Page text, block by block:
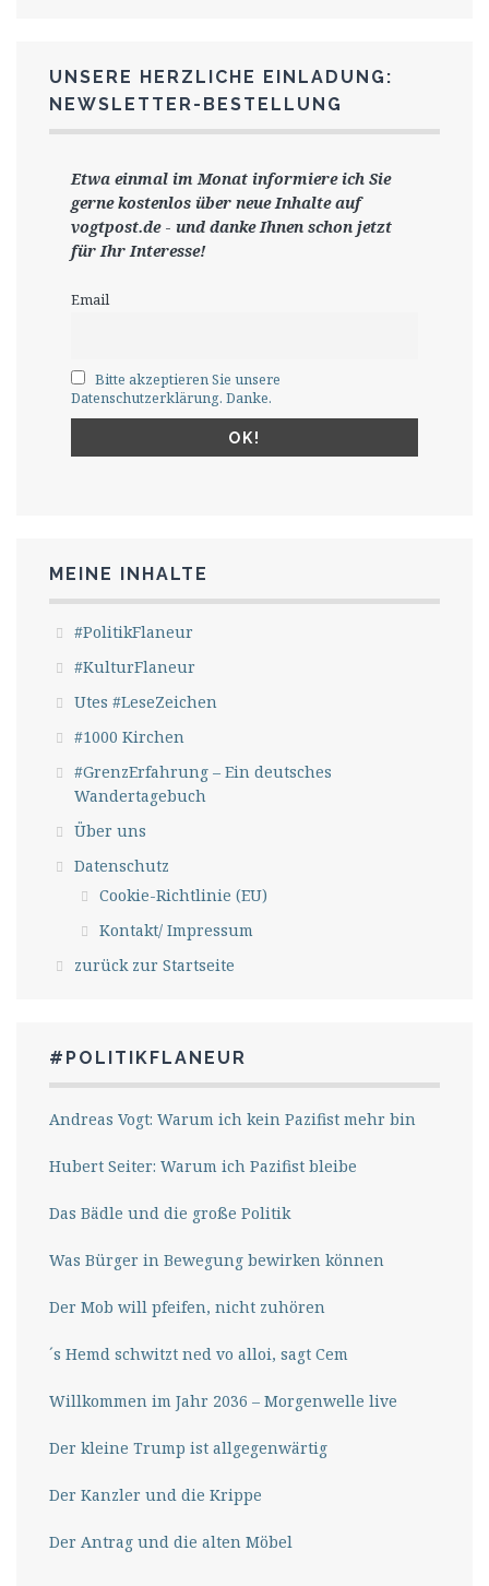
UNSERE HERZLICHE EINLADUNG:
NEWSLETTER-BESTELLUNG
Etwa einmal im Monat informiere ich Sie
gernekostenlos über neue Inhalte auf
vogtpost.de- und danke Ihnen schon jetzt
für Ihr Interesse!
Email
Bitte akzeptieren Sie unsere
Datenschutzerklärung. Danke.
MEINE INHALTE
#PolitikFlaneur
#KulturFlaneur
Utes #LeseZeichen
#1000 Kirchen
#GrenzErfahrung – Ein deutsches
Wandertagebuch
Über uns
Datenschutz
Cookie-Richtlinie (EU)
Kontakt/ Impressum
zurück zur Startseite
#POLITIKFLANEUR
Andreas Vogt: Warum ich kein Pazifist mehr bin
Hubert Seiter: Warum ich Pazifist bleibe
Das Bädle und die große Politik
Was Bürger in Bewegung bewirken können
Der Mob will pfeifen, nicht zuhören
´s Hemd schwitzt ned vo alloi, sagt Cem
Willkommen im Jahr 2036 – Morgenwelle live
Der kleine Trump ist allgegenwärtig
Der Kanzler und die Krippe
Der Antrag und die alten Möbel